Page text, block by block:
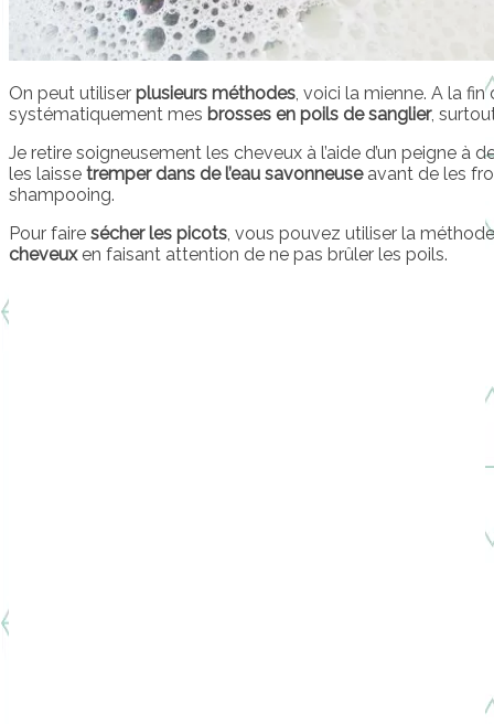
On peut utiliser plusieurs méthodes, voici la mienne. A la fin
systématiquement mes brosses en poils de sanglier,
Je retire soigneusement les cheveux à l’aide d’un peigne à
les laisse tremper dans de l’eau savonneuseavant de les
shampooing.
Pour faire sécher les picots, vous pouvez utiliser la
cheveuxen faisant attention de ne pas brûler les poils.